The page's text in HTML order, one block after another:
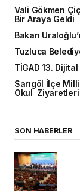
Vali Gökmen Çiçek, ERVA Spor Kulüplerinin Hâmileriyle
Bir Araya Geldi
Bakan
Tuzluca
TİGAD 13. Dijital
Sarıgöl İlçe
Okul Ziyaretleri
SON HABERLER